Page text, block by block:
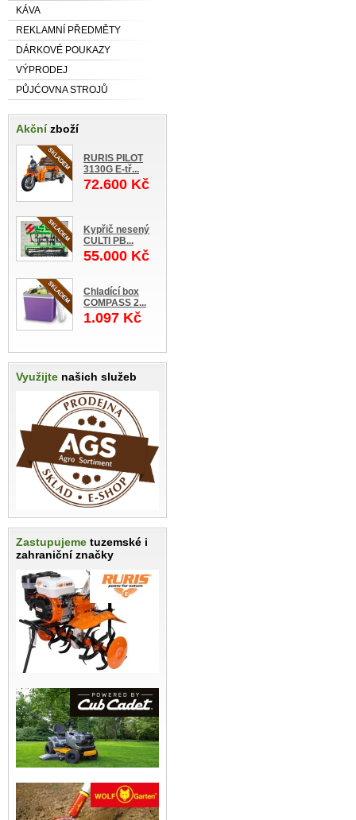
KÁVA
REKLAMNÍ PŘEDMĚTY
DÁRKOVÉ POUKAZY
VÝPRODEJ
PŮJĆOVNA STROJŮ
Akčnízboží
RURIS PILOT
3130G E-tř...
72.600 Kč
Kypřič nesený
CULTI PB...
55.000 Kč
Chladící box
COMPASS 2...
1.097 Kč
Využijte našich služeb
Zastupujeme tuzemské i
zahraniční značky